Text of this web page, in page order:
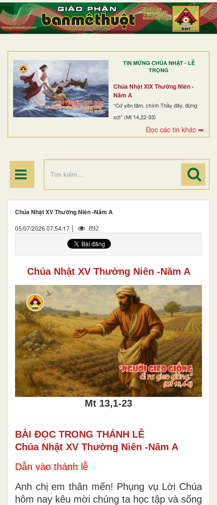
TIN MỪNG CHÚA NHẬT - LỄ
TRỌNG
Chúa Nhật XIX Thường Niên -
Năm A
“Cứ yên tâm, chính Thầy đây, đừng
sợ!” (Mt 14,22-33)
Đọc các tin khác ➥
TRANG NHẤT
GIỚI THIỆU
DÒNG TU
BAN MỤC VỤ
ĐOÀN THỂ CG
Chúa Nhật XV Thường Niên -Năm A
05/07/2026 07:54:17 | 892
Chúa Nhật XV Thường Niên -Năm A
Mt 13,1-23
BÀI ĐỌC TRONG THÁNH LỄ
Chúa Nhật XV Thường Niên -Năm A
Dẫn vào thánh lễ
Anh chị em thân mến! Phụng vụ Lời Chúa
hôm nay kêu mời chúng ta học tập và sống